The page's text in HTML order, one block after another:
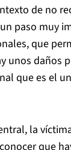
de no
paso muy
que
unos daños
que es el
la
que